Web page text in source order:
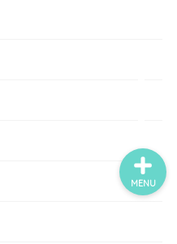
MENU